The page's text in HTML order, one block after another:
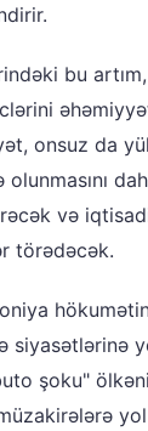
bu
onsuz da
və
törədəcək.
siyasətlərinə
şoku"